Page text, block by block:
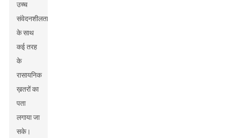
उच्च
संवेदनशीलता
के साथ
कई तरह
के
रासायनिक
ख़तरों का
पता
लगाया जा
सके।